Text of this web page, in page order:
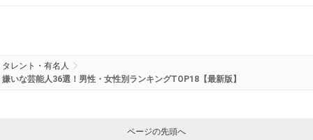
タレント・有名人
嫌いな芸能人36選！男性・女性別ランキングTOP18【最新版】
ページの先頭へ